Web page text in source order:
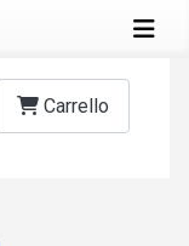
Carrello